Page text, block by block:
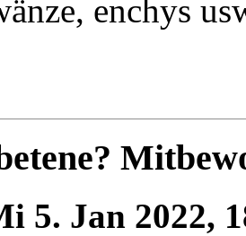
enchys
5. Jan 2022,